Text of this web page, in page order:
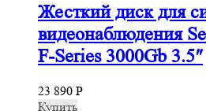
Жесткий диск для
видеонаблюдения
F-Series 3000Gb 3.5″
23 890 Р
Купить